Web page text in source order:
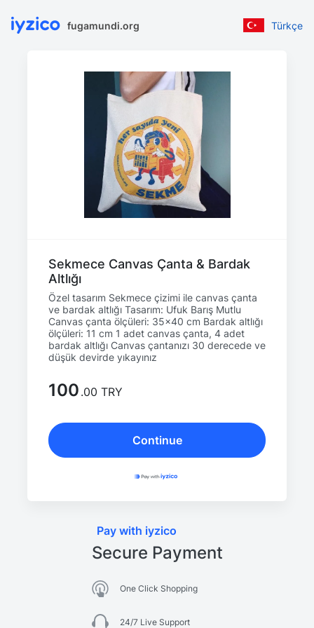
fugamundi.org Türkçe
Sekmece Canvas Çanta & Bardak
Altlığı
Özel tasarım Sekmece çizimi ile canvas çanta
ve bardak altlığı Tasarım: Ufuk Barış Mutlu
Canvas çanta ölçüleri: 35x40 cm Bardak altlığı
ölçüleri: 11 cm 1 adet canvas çanta, 4 adet
bardak altlığı Canvas çantanızı 30 derecede ve
düşük devirde yıkayınız
100 .00 TRY
Continue
Pay with iyzico
Secure Payment
One Click Shopping
24/7 Live Support